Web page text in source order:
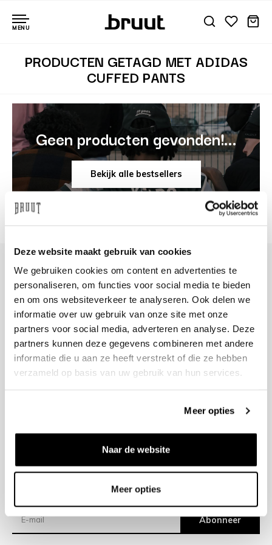
Deze website maakt gebruik van cookies
We gebruiken cookies om content en advertenties te
personaliseren, om functies voor social media te bieden
en om ons websiteverkeer te analyseren. Ook delen we
informatie over uw gebruik van onze site met onze
partners voor social media, adverteren en analyse. Deze
partners kunnen deze gegevens combineren met andere
informatie die u aan ze heeft verstrekt of die ze hebben
verzameld op basis van uw gebruik van hun services.
Meer opties
Naar de website
Meer opties
MENU
PRODUCTEN GETAGD MET ADIDAS
CUFFED PANTS
Geen producten gevonden!...
Bekijk alle bestsellers
+31 23 205 2006
info@bruut.nl
Contact Formulier
Open tot 18:30
OPENINGSTIJDEN
Verzending
Abonneer